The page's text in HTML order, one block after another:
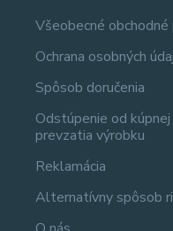
Všeobecné
Ochrana osobných
Spôsob doručenia
Odstúpenie od
prevzatia výrobku
Reklamácia
Alternatívny spôsob